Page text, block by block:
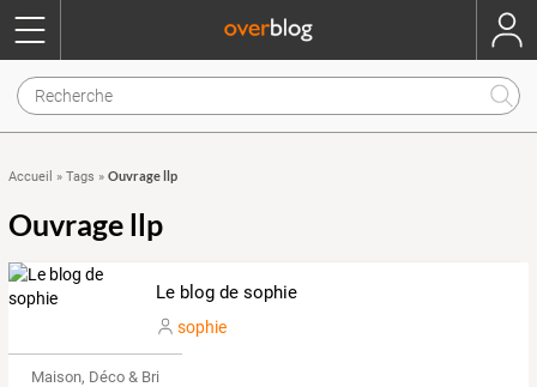
Accueil » Tags » Ouvrage llp
Ouvrage llp
Le blog de sophie
sophie
Maison, Déco & Bricolage